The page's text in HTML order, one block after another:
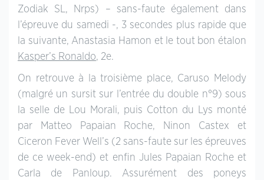
Zodiak SL, Nrps) – sans-faute également dans
l’épreuve du samedi -, 3 secondes plus rapide que
la suivante, Anastasia Hamon et le tout bon étalon
Kasper’s Ronaldo, 2e.
On retrouve à la troisième place, Caruso Melody
(malgré un sursit sur l’entrée du double n°9) sous
la selle de Lou Morali, puis Cotton du Lys monté
par Matteo Papaian Roche, Ninon Castex et
Ciceron Fever Well’s (2 sans-faute sur les épreuves
de ce week-end) et enfin Jules Papaian Roche et
Carla de Panloup. Assurément des poneys